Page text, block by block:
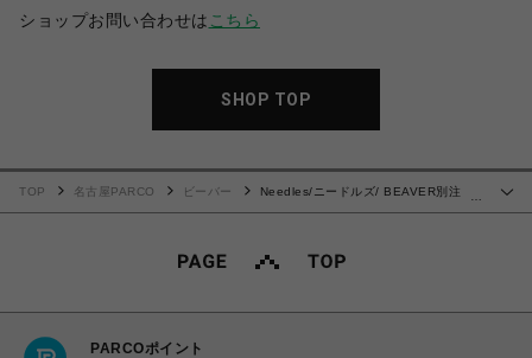
ショップお問い合わせは こちら
SHOP TOP
…
TOP 名古屋PARCO ビーバー
Needles/ニードルズ/ BEAVER別注
PARCOポイント